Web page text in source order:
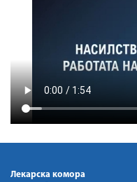
Лекарска комора